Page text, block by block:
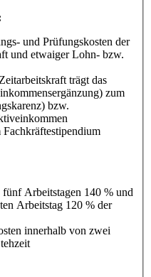
und Prüfungskosten der
und etwaiger Lohn- bzw.
trägt das
zum
bzw.
Arbeitstagen 140 % und
Arbeitstag 120 % der
innerhalb von zwei